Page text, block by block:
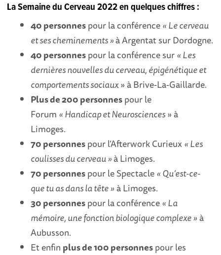
La Semaine du Cerveau 2022 en quelques chiffres :
40 personnespour la conférence« Le cerveau
et ses cheminements »à Argentat sur Dordogne.
40 personnespour la conférence sur« Les
dernières nouvelles du cerveau, épigénétique et
comportements sociaux» à Brive-La-Gaillarde.
Plus de 200 personnespour le
Forum « Handicap et Neurosciences» à
Limoges.
70 personnespour l’Afterwork Curieux« Les
coulisses du cerveau »à Limoges.
70 personnespour le Spectacle« Qu’est-ce-
que tu as dans la tête »à Limoges.
30 personnespour la conférence« La
mémoire, une fonction biologique complexe »à
Aubusson.
Et enfin plus de 100 personnespour les